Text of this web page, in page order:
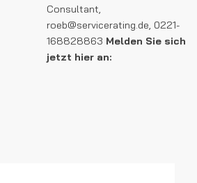
Consultant,
roeb@servicerating.de, 0221-
168828863 Melden Sie sich
jetzt hier an: